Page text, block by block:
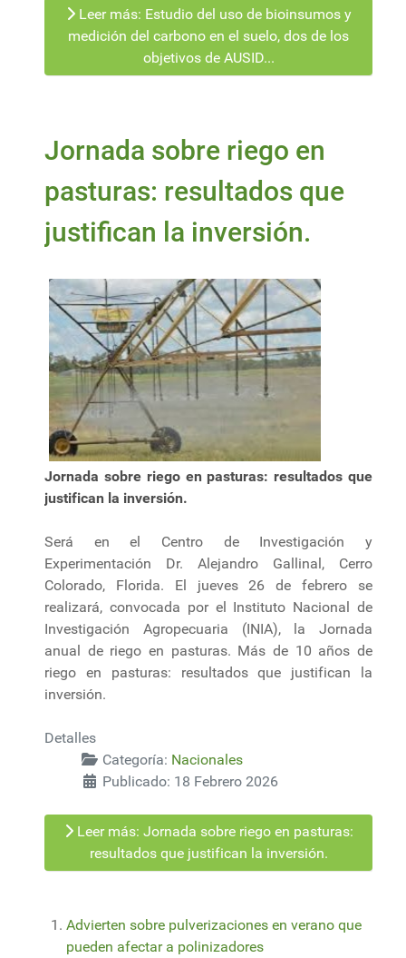
Leer más: Estudio del uso de bioinsumos y
medición del carbono en el suelo, dos de los
objetivos de AUSID...
Jornada sobre riego en
pasturas: resultados que
justifican la inversión.
Jornada sobre riego en pasturas: resultados que
justifican la inversión.
Será en el Centro de Investigación y
Experimentación Dr. Alejandro Gallinal, Cerro
Colorado, Florida. El jueves 26 de febrero se
realizará, convocada por el Instituto Nacional de
Investigación Agropecuaria (INIA), la Jornada
anual de riego en pasturas. Más de 10 años de
riego en pasturas: resultados que justifican la
inversión.
Detalles
Categoría: Nacionales
Publicado: 18 Febrero 2026
Leer más: Jornada sobre riego en pasturas:
resultados que justifican la inversión.
Advierten sobre pulverizaciones en verano que
pueden afectar a polinizadores